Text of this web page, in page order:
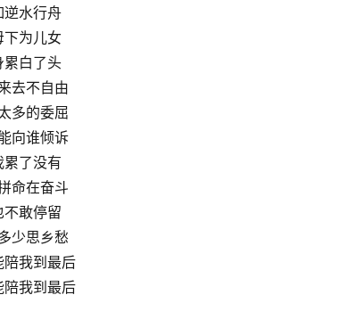
逆水行舟
下为儿女
累白了头
去不自由
多的委屈
向谁倾诉
了没有
命在奋斗
敢停留
少思乡愁
陪我到最后
陪我到最后